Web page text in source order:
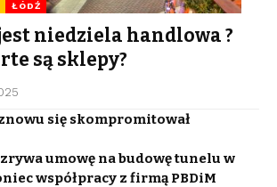
ŁÓDŹ
niedziela handlowa ?
są sklepy?
się skompromitował
zrywa umowę na budowę tunelu w
współpracy z firmą PBDiM